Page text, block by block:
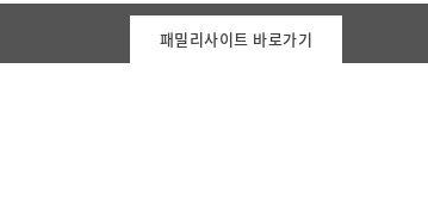
패밀리사이트 바로가기